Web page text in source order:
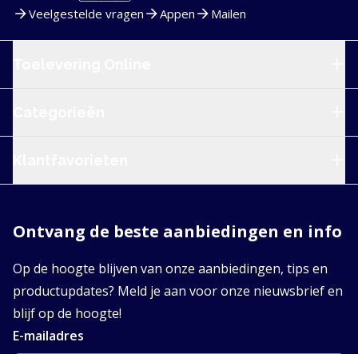
Veelgestelde vragen Appen Mailen
Ontvang de beste aanbiedingen en info
Op de hoogte blijven van onze aanbiedingen, tips en
productupdates? Meld je aan voor onze nieuwsbrief en
blijf op de hoogte!
E-mailadres